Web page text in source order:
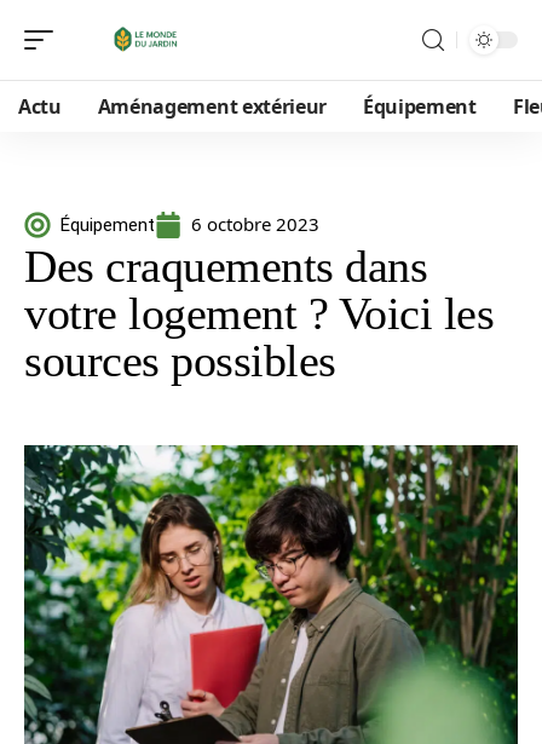
Actu Aménagement extérieur Équipement
Équipement 6 octobre 2023
Des craquements dans
votre logement ? Voici les
sources possibles